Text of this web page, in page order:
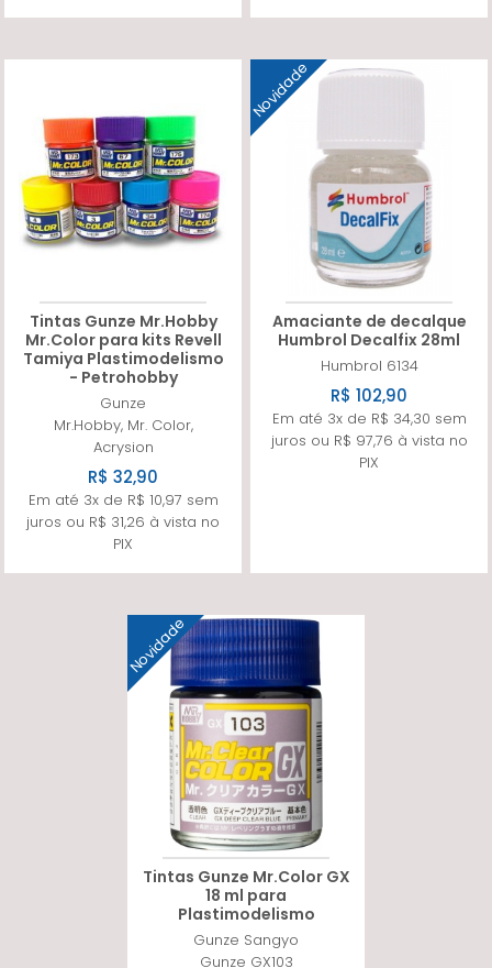
Tintas Gunze Mr.Hobby
Mr.Color para kits Revell
Tamiya Plastimodelismo
- Petrohobby
Gunze
Mr.Hobby, Mr. Color,
Acrysion
R$ 32,90
Em até 3x de R$ 10,97 sem
juros ou R$ 31,26 à vista no
PIX
Novidade
Amaciante de decalque
Humbrol Decalfix 28ml
Humbrol 6134
R$ 102,90
Em até 3x de R$ 34,30 sem
juros ou R$ 97,76 à vista no
PIX
Novidade
Tintas Gunze Mr.Color GX
18 ml para
Plastimodelismo
Gunze Sangyo
Gunze GX103